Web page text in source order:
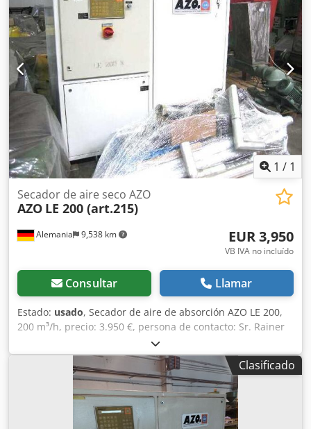
1 / 1
Alemania 9,538 km
Secador de aire seco AZO
AZO LE 200 (art.215)
EUR 3,950
VB IVA no incluído
Consultar Llamar
Estado: usado, Secador de aire de absorción AZO LE 200,
200 m³/h, precio: 3.950 €, persona de contacto: Sr. Rainer
Eckerle. Djdpeycrusfx Apnsck
Clasificado